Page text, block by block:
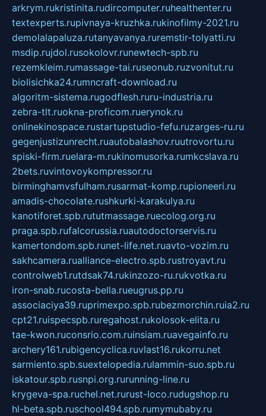
arkrym.rukristinita.rudircomputer.ruhealthenter.ru
textexperts.rupivnaya-kruzhka.rukinofilmy-2021.ru
demolalapaluza.rutanyavanya.ruremstir-tolyatti.ru
msdip.rujdol.rusokolovr.runewtech-spb.ru
rezemkleim.rumassage-tai.ruseonub.ruzvonitut.ru
biolisichka24.rumncraft-download.ru
algoritm-sistema.rugodflesh.ruru-industria.ru
zebra-tlt.ruokna-proficom.ruerynok.ru
onlinekinospace.rustartupstudio-fefu.ruzarges-ru.ru
gegenjustizunrecht.ruautobalashov.ruutrovortu.ru
spiski-firm.ruelara-m.rukinomusorka.rumkcslava.ru
2bets.ruvintovoykompressor.ru
birminghamvsfulham.rusarmat-komp.rupioneeri.ru
amadis-chocolate.rushkurki-karakulya.ru
kanotiforet.spb.rututmassage.ruecolog.org.ru
praga.spb.rufalcorussia.ruautodoctorservis.ru
kamertondom.spb.runet-life.net.ruavto-vozim.ru
sakhcamera.rualliance-electro.spb.rustroyavt.ru
controlweb1.rutdsak74.rukinzozo-ru.rukvotka.ru
iron-snab.rucosta-bella.rueugrus.pp.ru
associaciya39.ruprimexpo.spb.rubezmorchin.ruia2.ru
cpt21.ruispecspb.ruregahost.rukolosok-elita.ru
tae-kwon.ruconsrio.com.ruinsiam.ruavegainfo.ru
archery161.rubigencyclica.ruvlast16.rukorru.net
sarmiento.spb.suextelopedia.rulammin-suo.spb.ru
iskatour.spb.rusnpi.org.rurunning-line.ru
krygeva-spa.ruchel.net.rurust-loco.rudugshop.ru
hl-beta.spb.ruschool494.spb.rumymubaby.ru